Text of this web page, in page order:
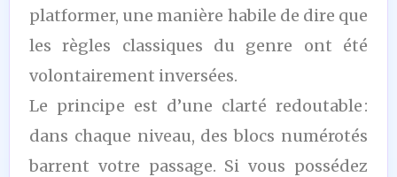
platformer, une manière habile de dire que
les règles classiques du genre ont été
volontairement inversées.
Le principe est d’une clarté redoutable :
dans chaque niveau, des blocs numérotés
barrent votre passage. Si vous possédez